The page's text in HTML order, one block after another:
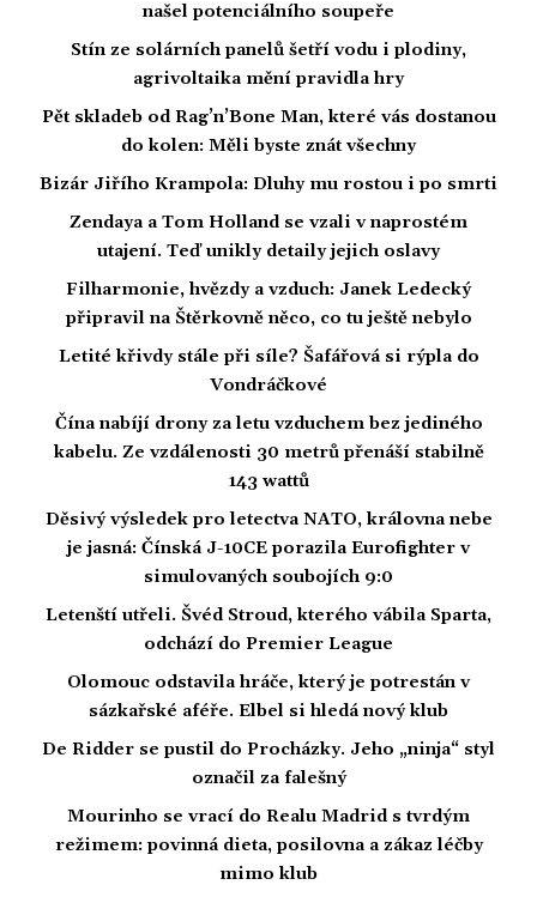
našel potenciálního soupeře
Stín ze solárních panelů šetří vodu i plodiny,
agrivoltaika mění pravidla hry
Pět skladeb od Rag’n’Bone Man, které vás dostanou
do kolen: Měli byste znát všechny
Bizár Jiřího Krampola: Dluhy mu rostou i po smrti
Zendaya a Tom Holland se vzali v naprostém
utajení. Teď unikly detaily jejich oslavy
Filharmonie, hvězdy a vzduch: Janek Ledecký
připravil na Štěrkovně něco, co tu ještě nebylo
Letité křivdy stále při síle? Šafářová si rýpla do
Vondráčkové
Čína nabíjí drony za letu vzduchem bez jediného
kabelu. Ze vzdálenosti 30 metrů přenáší stabilně
143 wattů
Děsivý výsledek pro letectva NATO, královna nebe
je jasná: Čínská J-10CE porazila Eurofighter v
simulovaných soubojích 9:0
Letenští utřeli. Švéd Stroud, kterého vábila Sparta,
odchází do Premier League
Olomouc odstavila hráče, který je potrestán v
sázkařské aféře. Elbel si hledá nový klub
De Ridder se pustil do Procházky. Jeho „ninja“ styl
označil za falešný
Mourinho se vrací do Realu Madrid s tvrdým
režimem: povinná dieta, posilovna a zákaz léčby
mimo klub